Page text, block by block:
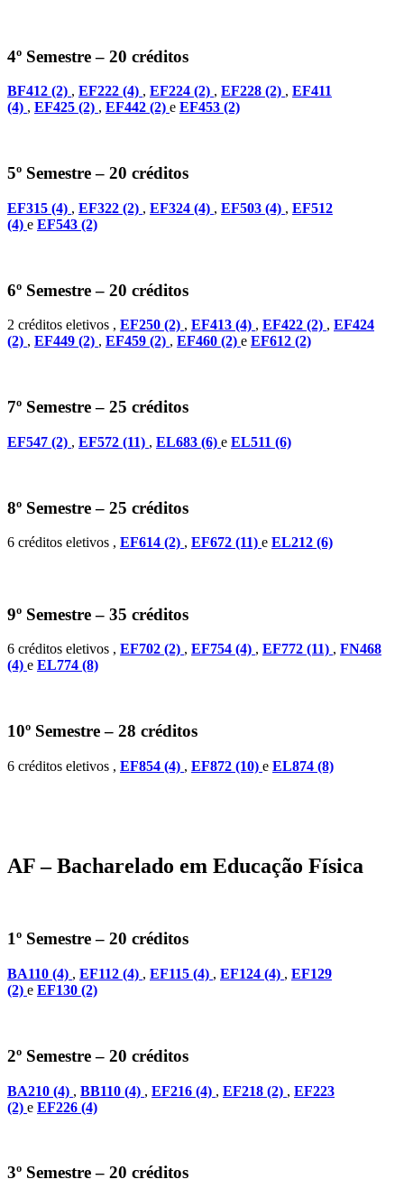
4º Semestre – 20 créditos
BF412 (2) , EF222 (4) , EF224 (2) , EF228 (2) , EF411
(4) , EF425 (2) , EF442 (2) e EF453 (2)
5º Semestre – 20 créditos
EF315 (4) , EF322 (2) , EF324 (4) , EF503 (4) , EF512
(4) e EF543 (2)
6º Semestre – 20 créditos
2 créditos eletivos , EF250 (2) , EF413 (4) , EF422 (2) , EF424
(2) , EF449 (2) , EF459 (2) , EF460 (2) e EF612 (2)
7º Semestre – 25 créditos
EF547 (2) , EF572 (11) , EL683 (6) e EL511 (6)
8º Semestre – 25 créditos
6 créditos eletivos , EF614 (2) , EF672 (11) e EL212 (6)
9º Semestre – 35 créditos
6 créditos eletivos , EF702 (2) , EF754 (4) , EF772 (11) , FN468
(4) e EL774 (8)
10º Semestre – 28 créditos
6 créditos eletivos , EF854 (4) , EF872 (10) e EL874 (8)
AF – Bacharelado em Educação Física
1º Semestre – 20 créditos
BA110 (4) , EF112 (4) , EF115 (4) , EF124 (4) , EF129
(2) e EF130 (2)
2º Semestre – 20 créditos
BA210 (4) , BB110 (4) , EF216 (4) , EF218 (2) , EF223
(2) e EF226 (4)
3º Semestre – 20 créditos